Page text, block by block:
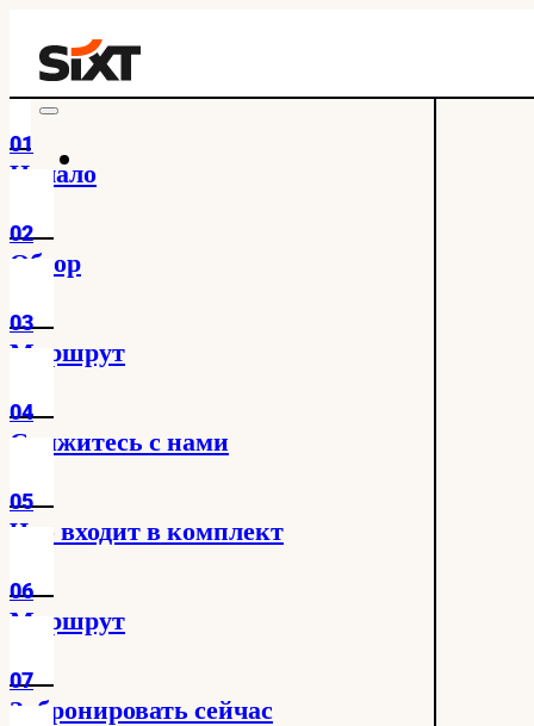
01
Начало
02
Обзор
03
Маршрут
04
Свяжитесь с нами
05
Что входит в комплект
06
Маршрут
07
Забронировать сейчас